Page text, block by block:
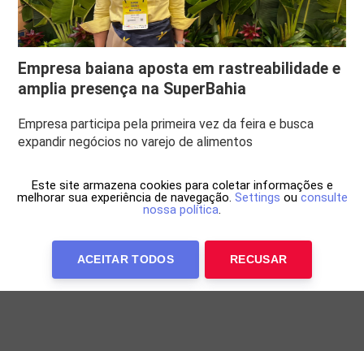
Empresa baiana aposta em rastreabilidade e
amplia presença na SuperBahia
Empresa participa pela primeira vez da feira e busca
expandir negócios no varejo de alimentos
Este site armazena cookies para coletar informações e
melhorar sua experiência de navegação. Settings ou consulte
nossa política.
ACEITAR TODOS RECUSAR